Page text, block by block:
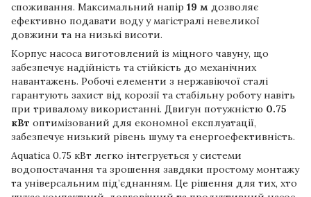
споживання. Максимальний напір 19 м дозволяє
ефективно подавати воду у магістралі невеликої
довжини та на низькі висоти.
Корпус насоса виготовлений із міцного чавуну, що
забезпечує надійність та стійкість до механічних
навантажень. Робочі елементи з нержавіючої сталі
гарантують захист від корозії та стабільну роботу навіть
при тривалому використанні. Двигун потужністю 0.75
кВт оптимізований для економної експлуатації,
забезпечує низький рівень шуму та енергоефективність.
Aquatica 0.75 кВт легко інтегрується у системи
водопостачання та зрошення завдяки простому монтажу
та універсальним під’єднанням. Це рішення для тих, хто